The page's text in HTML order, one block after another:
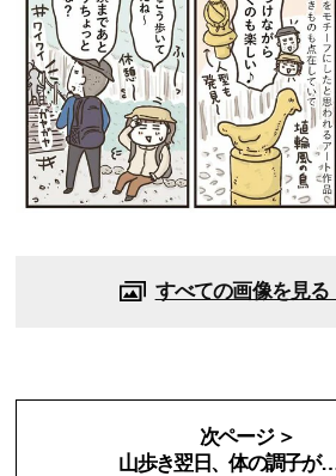
すべての画像を見る
次ページ ＞
山歩き翌日、体の調子が